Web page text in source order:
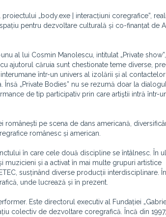
„body.exe | interacțiuni coregrafice”,
pentru dezvoltare culturală și co-finanțat de
al lui Cosmin Manolescu, intitulat „Private
ajutorul căruia sunt chestionate teme diverse,
într-un univers al izolării și al
„Private Bodies” nu se rezumă doar la
de tip participativ prin care artiştii intră într-
pe scena de dans americană,
românesc și american.
în care cele două discipline se întâlnesc. În
muzicieni și a activat în mai multe grupuri artistice
susținând diverse producții interdisciplinare.
unde lucrează și în prezent.
Este directorul executiv al Fundației
colectiv de dezvoltare coregrafică. Încă din